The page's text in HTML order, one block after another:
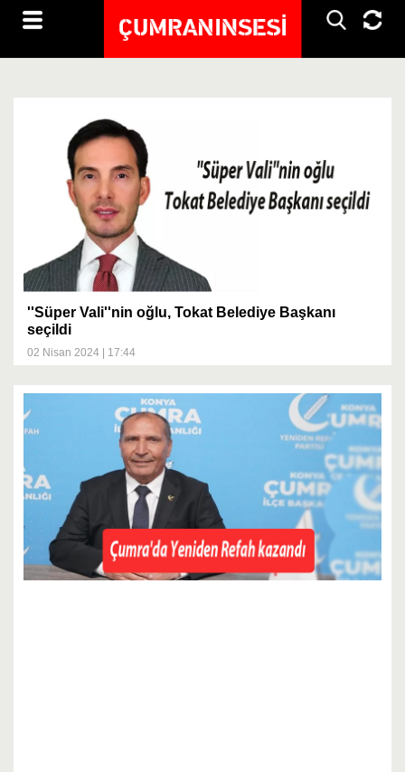
''Süper Vali''nin oğlu, Tokat Belediye Başkanı
seçildi
02 Nisan 2024 | 17:44